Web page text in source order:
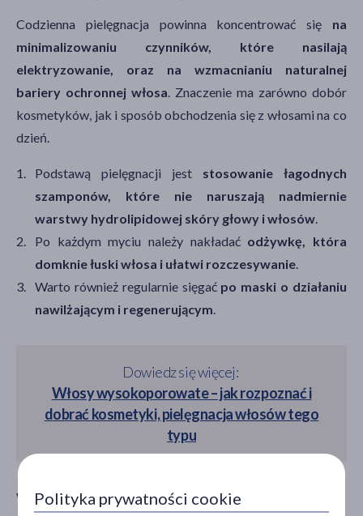
Codzienna pielęgnacja powinna koncentrować się na
minimalizowaniu czynników, które nasilają
elektryzowanie, oraz na wzmacnianiu naturalnej
bariery ochronnej włosa . Znaczenie ma zarówno dobór
kosmetyków, jak i sposób obchodzenia się z włosami na co
dzień.
Podstawą pielęgnacji jest stosowanie łagodnych
szamponów, które nie naruszają nadmiernie
warstwy hydrolipidowej skóry głowy i włosów
Po każdym myciu należy nakładać odżywkę, która
domknie łuski włosa i ułatwi rozczesywanie
Warto również regularnie sięgać po maski o działaniu
nawilżającym i regenerującym
Dowiedz się więcej:
Włosy wysokoporowate – jak rozpoznać i
dobrać kosmetyki, pielęgnacja włosów tego
typu
W codziennej rutynie warto zwrócić uwagę na:
Polityka prywatności cookie